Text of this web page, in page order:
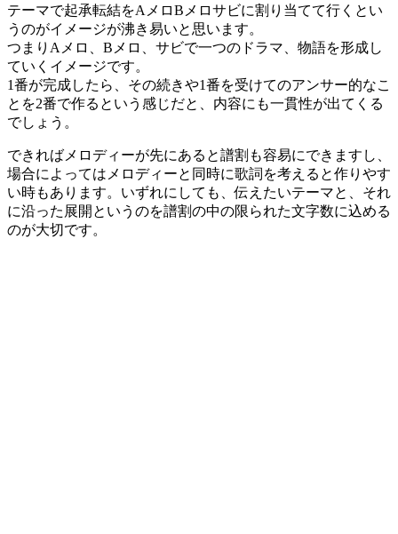
テーマで起承転結をAメロBメロサビに割り当てて行くとい
うのがイメージが沸き易いと思います。
つまりAメロ、Bメロ、サビで一つのドラマ、物語を形成し
ていくイメージです。
1番が完成したら、その続きや1番を受けてのアンサー的なこ
とを2番で作るという感じだと、内容にも一貫性が出てくる
でしょう。
できればメロディーが先にあると譜割も容易にできますし、
場合によってはメロディーと同時に歌詞を考えると作りやす
い時もあります。いずれにしても、伝えたいテーマと、それ
に沿った展開というのを譜割の中の限られた文字数に込める
のが大切です。